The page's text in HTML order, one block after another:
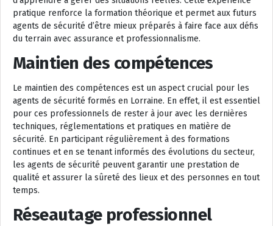
pratique renforce la formation théorique et permet aux futurs
agents de sécurité d’être mieux préparés à faire face aux défis
du terrain avec assurance et professionnalisme.
Maintien des compétences
Le maintien des compétences est un aspect crucial pour les
agents de sécurité formés en Lorraine. En effet, il est essentiel
pour ces professionnels de rester à jour avec les dernières
techniques, réglementations et pratiques en matière de
sécurité. En participant régulièrement à des formations
continues et en se tenant informés des évolutions du secteur,
les agents de sécurité peuvent garantir une prestation de
qualité et assurer la sûreté des lieux et des personnes en tout
temps.
Réseautage professionnel